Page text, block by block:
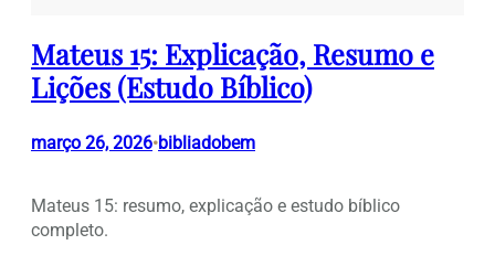
Mateus 15: Explicação, Resumo e
Lições (Estudo Bíblico)
março 26, 2026•bibliadobem
Mateus 15: resumo, explicação e estudo bíblico
completo.